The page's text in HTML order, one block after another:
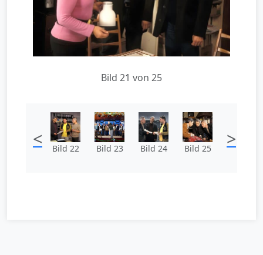
Bild 21 von 25
< Bild 22 Bild 23 Bild 24 Bild 25 >